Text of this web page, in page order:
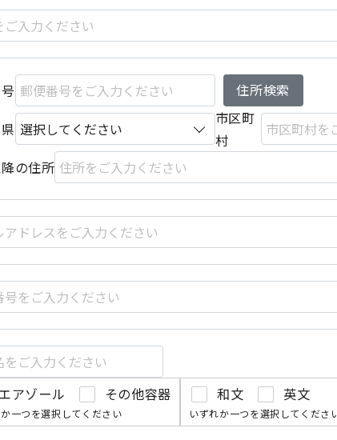
住所検索
市区町
村
の住所
エアゾール その他容器
一つを選択してください
和文 英文
いずれか一つを選択してくださ